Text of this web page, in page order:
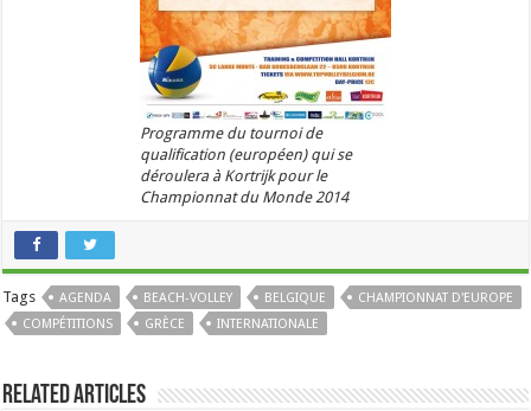
Programme du tournoi de
qualification (européen) qui se
déroulera à Kortrijk pour le
Championnat du Monde 2014
Tags AGENDA BEACH-VOLLEY BELGIQUE
CHAMPIONNAT D'EUROPE
COMPÉTITIONS
GRÈCE INTERNATIONALE
Related Articles